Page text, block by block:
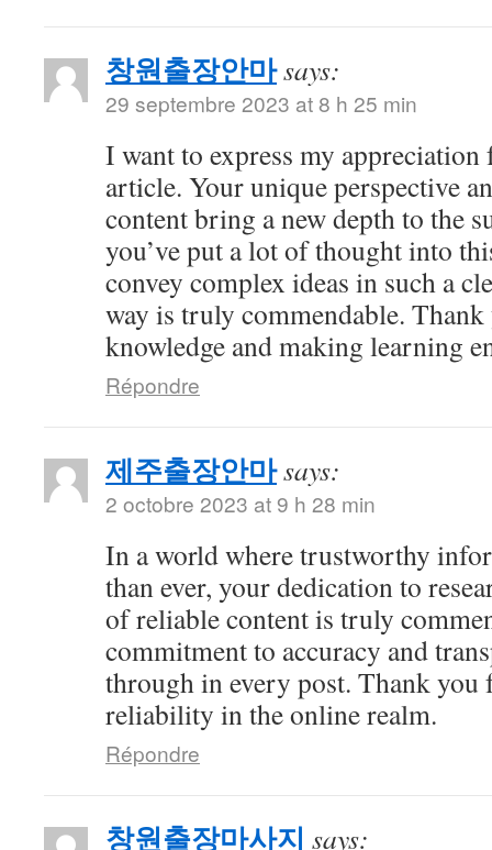
창원출장안마says:
29 septembre 2023 at 8 h 25 min
I want to express my
article. Your unique perspective
content bring a new depth to the
you’ve put a lot of thought into
convey complex ideas in such a
way is truly commendable.
knowledge and making learning
Répondre
제주출장안마says:
2 octobre 2023 at 9 h 28 min
In a world where trustworthy
than ever, your dedication to
of reliable content is truly
commitment to accuracy and
through in every post. Thank you
reliability in the online realm.
Répondre
창원출장마사지 says: